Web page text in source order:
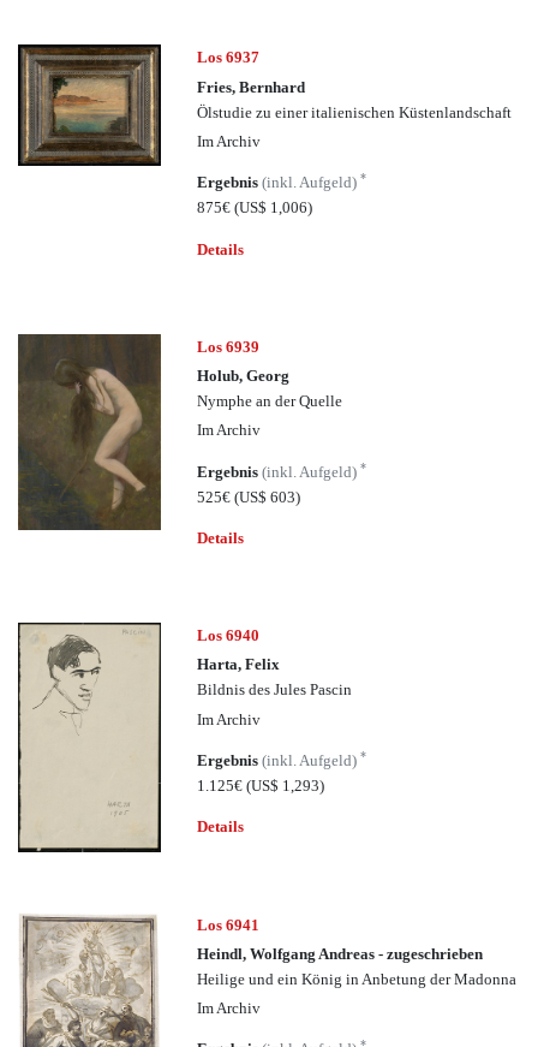
Los 6937
Fries, Bernhard
Ölstudie zu einer italienischen Küstenlandschaft
Im Archiv
Ergebnis(inkl. Aufgeld)*
875€(US$ 1,006)
Details
Los 6939
Holub, Georg
Nymphe an der Quelle
Im Archiv
Ergebnis(inkl. Aufgeld)*
525€(US$ 603)
Details
Los 6940
Harta, Felix
Bildnis des Jules Pascin
Im Archiv
Ergebnis(inkl. Aufgeld)*
1.125€(US$ 1,293)
Details
Los 6941
Heindl, Wolfgang Andreas - zugeschrieben
Heilige und ein König in Anbetung der Madonna
Im Archiv